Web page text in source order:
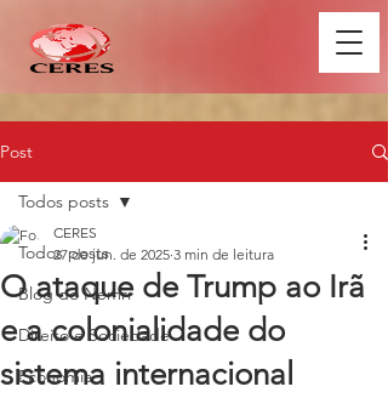
Post
Todos posts
Blog do Nemri
Direito e Sociedade
Economia
Todos posts
O ataque de Trump ao Irã
e a colonialidade do
sistema internacional
CERES
27 de jun. de 2025 3 min de leitura